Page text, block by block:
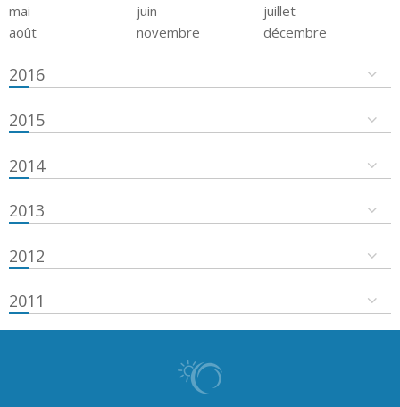
mai
juin
juillet
août
novembre décembre
2016
2015
2014
2013
2012
2011